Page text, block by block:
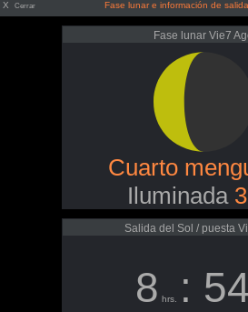
X Cerrar Fase lunar e información de
Fase lunar Vie7
Cuarto
Iluminada
Salida del Sol / puesta
8 hrs. :